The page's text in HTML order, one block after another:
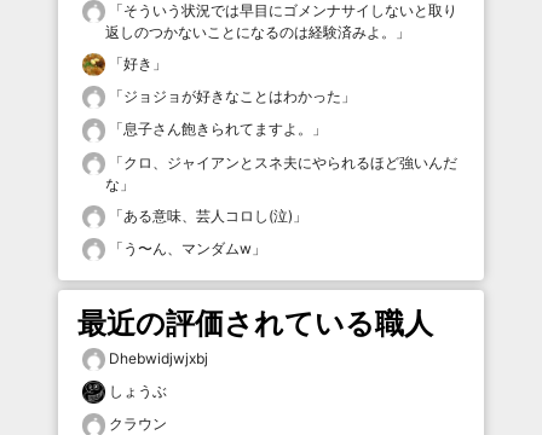
「そういう状況では早目にゴメンナサイしないと取り
返しのつかないことになるのは経験済みよ。
」
「好き 」
「ジョジョが好きなことはわかった 」
「息子さん飽きられてますよ。
」
「クロ、ジャイアンとスネ夫にやられるほど強いんだ
な 」
「ある意味、芸人コロし(泣) 」
「 う〜ん、マンダムw 」
最近の評価されている職人
Dhebwidjwjxbj
しょうぶ
クラウン